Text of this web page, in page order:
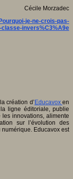
Cécile Morzadec
je-ne-crois-pas-
classe-invers%C3%A9e
création d’ Educavoxen
ligne éditoriale, publie
innovations, alimente
sur l’évolution des
Educavox est